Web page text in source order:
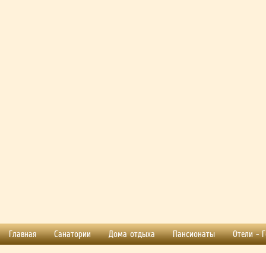
Главная Санатории Дома отдыха Пансионаты Отели -